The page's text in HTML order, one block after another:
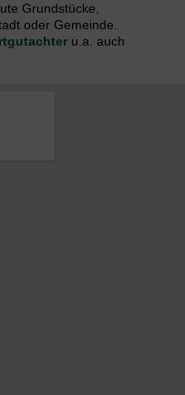
Grundstücke,
oder Gemeinde.
u.a. auch